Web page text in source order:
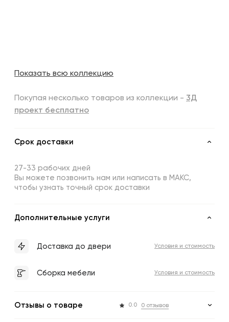
Показать всю коллекцию
Покупая несколько товаров из коллекции - 3Д
проект бесплатно
Срок доставки
27-33 рабочих дней
Вы можете позвонить нам или написать в МАКС,
чтобы узнать точный срок доставки
Дополнительные услуги
Доставка до двери Условия и стоимость
Сборка мебели Условия и стоимость
Отзывы о товаре 0.0 0 отзывов